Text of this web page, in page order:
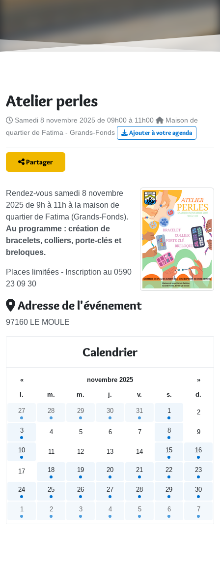
Atelier perles
Samedi 8 novembre 2025 de 09h00 à 11h00
Maison de
quartier de Fatima - Grands-Fonds
Ajouter à votre agenda
Partager
Rendez-vous samedi 8 novembre
2025 de 9h à 11h à la maison de
quartier de Fatima (Grands-Fonds).
Au programme : création de
bracelets, colliers, porte-clés et
breloques.
Places limitées - Inscription au 0590
23 09 30
Adresse de l'événement
97160 LE MOULE
Calendrier
« novembre 2025
»
l.
m. m. j. v. s. d.
27 28 29 30 31 1 2
3 4 5 6 7 8 9
10 11 12 13 14 15 16
17 18 19 20 21 22 23
24 25 26 27 28 29 30
1 2 3 4 5 6 7